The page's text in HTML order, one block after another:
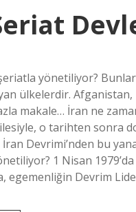
yönetiliyor?
ülkelerdir.
makale… İran ne
o tarihten sonra
İran Devrimi’nden bu
1 Nisan
egemenliğin Devrim